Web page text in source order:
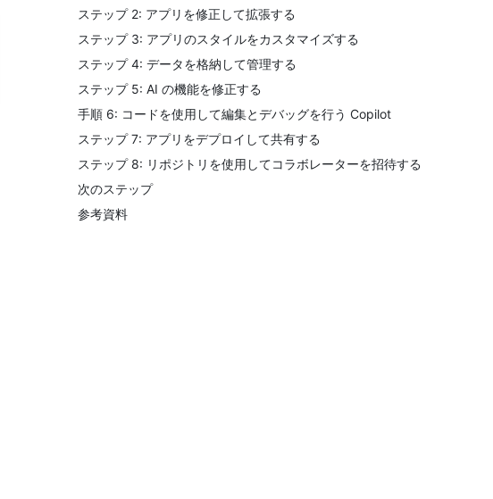
ステップ 2: アプリを修正して拡張する
ステップ 3: アプリのスタイルをカスタマイズする
ステップ 4: データを格納して管理する
ステップ 5: AI の機能を修正する
手順 6: コードを使用して編集とデバッグを行う Copilot
ステップ 7: アプリをデプロイして共有する
ステップ 8: リポジトリを使用してコラボレーターを招待する
次のステップ
参考資料